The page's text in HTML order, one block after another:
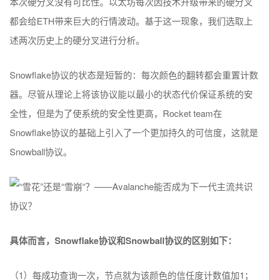
都会给ETH带来巨大的行情波动。基于这一现象，我们选取上
述两次历史上的硬分叉进行分析。
Snowflake协议的状态是短暂的：每次颜色的翻转都会重置计数
器。尽管从理论上将该协议能以最小的状态代价保证系统的安
全性，但是为了使系统的安全性更高，Rocket team在
Snowflake协议的基础上引入了一个更加持久的可信度，这就是
Snowball协议。
具体而言，Snowflake协议和Snowball协议的区别如下：
（1）每成功查询一次，节点就为该颜色的信任度计数值加1；